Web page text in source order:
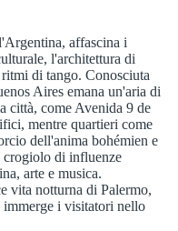
affascina i
l'architettura di
di tango. Conosciuta
Aires emana un'aria di
città, come Avenida 9 de
mentre quartieri come
dell'anima bohémien e
crogiolo di influenze
arte e musica.
vita notturna di Palermo,
i visitatori nello